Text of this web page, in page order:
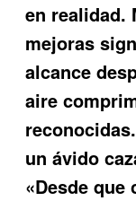
en realidad.
mejoras
alcance
aire
un ávido
«Desde que